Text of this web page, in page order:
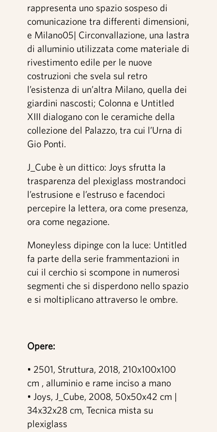
rappresenta uno spazio sospeso di
comunicazione tra differenti dimensioni,
e Milano05| Circonvallazione, una lastra
di alluminio utilizzata come materiale di
rivestimento edile per le nuove
costruzioni che svela sul retro
l’esistenza di un’altra Milano, quella dei
giardini nascosti; Colonna e Untitled
XIII dialogano con le ceramiche della
collezione del Palazzo, tra cui l’Urna di
Gio Ponti.
J_Cube è un dittico: Joys sfrutta la
trasparenza del plexiglass mostrandoci
l’estrusione e l’estruso e facendoci
percepire la lettera, ora come presenza,
ora come negazione.
Moneyless dipinge con la luce: Untitled
fa parte della serie frammentazioni in
cui il cerchio si scompone in numerosi
segmenti che si disperdono nello spazio
e si moltiplicano attraverso le ombre.
Opere:
• 2501, Struttura, 2018, 210x100x100
cm , alluminio e rame inciso a mano
• Joys, J_Cube, 2008, 50x50x42 cm |
34x32x28 cm, Tecnica mista su
plexiglass